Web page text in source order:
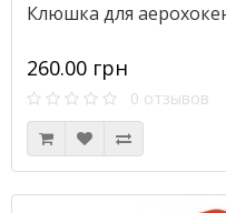
Клюшка для
260.00 грн
0 отзывов